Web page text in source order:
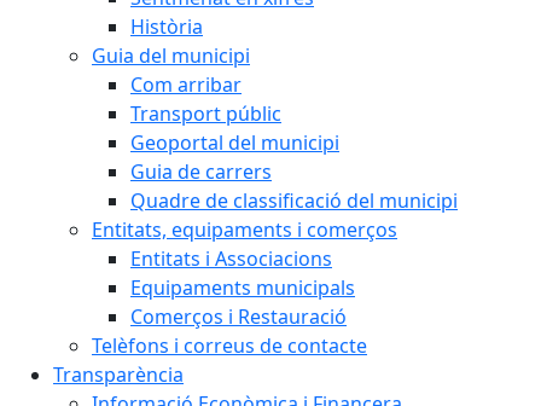
Història
Guia del municipi
Com arribar
Transport públic
Geoportal del municipi
Guia de carrers
Quadre de classificació del municipi
Entitats, equipaments i comerços
Entitats i Associacions
Equipaments municipals
Comerços i Restauració
Telèfons i correus de contacte
Transparència